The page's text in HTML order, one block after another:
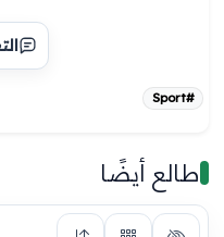
#Sport
طالع أيضًا